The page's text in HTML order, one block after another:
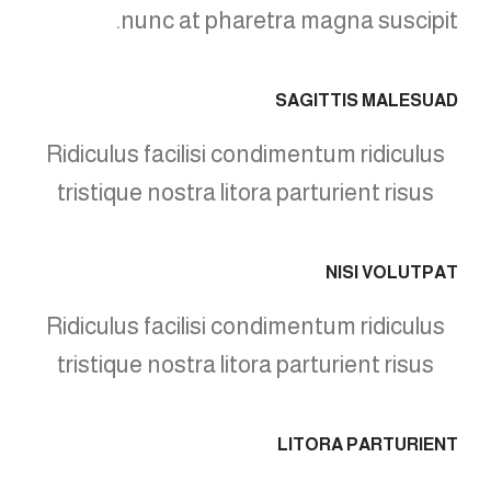
nunc at pharetra magna suscipit.
SAGITTIS MALESUAD
Ridiculus facilisi condimentum ridiculus
tristique nostra litora parturient risus
NISI VOLUTPAT
Ridiculus facilisi condimentum ridiculus
tristique nostra litora parturient risus
LITORA PARTURIENT